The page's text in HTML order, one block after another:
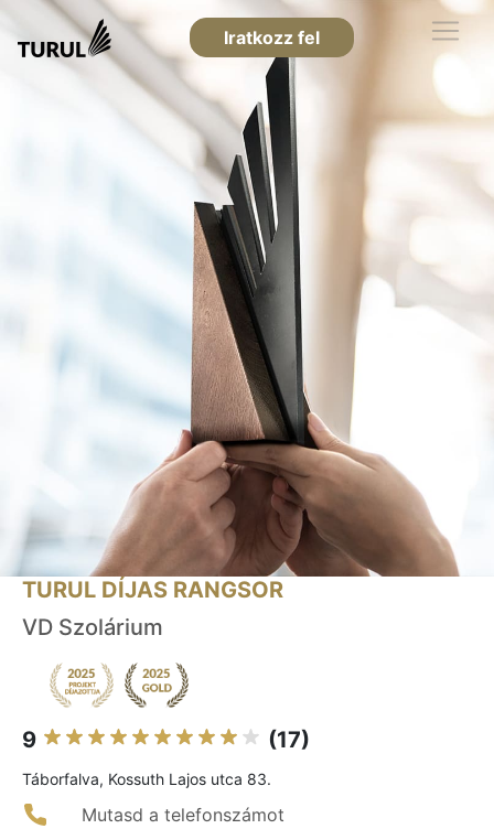
Iratkozz fel
TURUL DÍJAS RANGSOR
VD Szolárium
9 (17)
Táborfalva, Kossuth Lajos utca 83.
Mutasd a telefonszámot